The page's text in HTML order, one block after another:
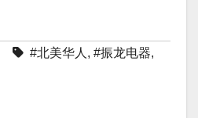
#北美华人 , #振龙电器,